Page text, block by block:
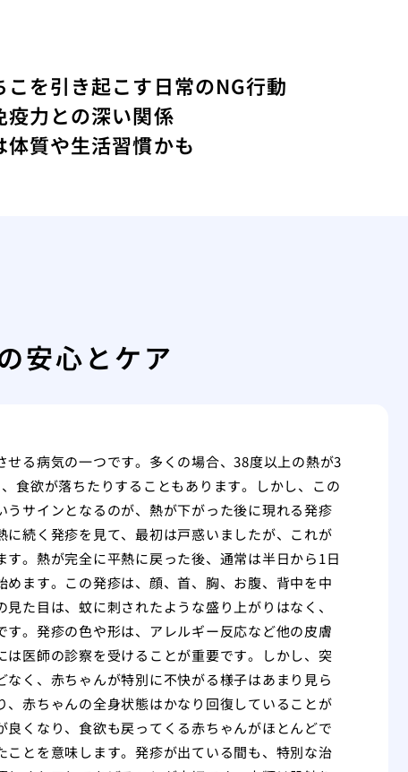
を引き起こす日常のNG行動
疫力との深い関係
質や生活習慣かも
安心とケア
る病気の一つです。多くの場合、38度以上の熱が3
食欲が落ちたりすることもあります。しかし、この
サインとなるのが、熱が下がった後に現れる発疹
続く発疹を見て、最初は戸惑いましたが、これが
。熱が完全に平熱に戻った後、通常は半日から1日
ます。この発疹は、顔、首、胸、お腹、背中を中
た目は、蚊に刺されたような盛り上がりはなく、
。発疹の色や形は、アレルギー反応など他の皮膚
医師の診察を受けることが重要です。しかし、突
く、赤ちゃんが特別に不快がる様子はあまり見ら
赤ちゃんの全身状態はかなり回復していることが
くなり、食欲も戻ってくる赤ちゃんがほとんどで
とを意味します。発疹が出ている間も、特別な治